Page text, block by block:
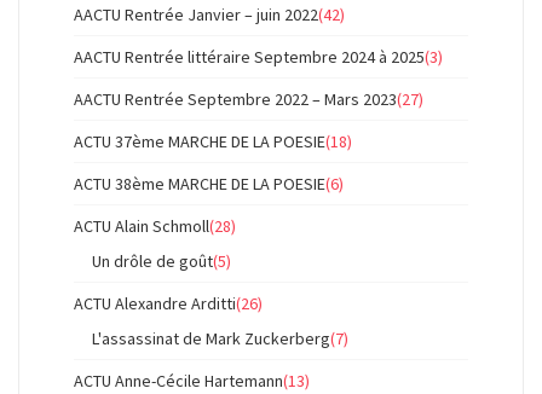
AACTU Rentrée Janvier – juin 2022(42)
AACTU Rentrée littéraire Septembre 2024 à 2025(3)
AACTU Rentrée Septembre 2022 – Mars 2023(27)
ACTU 37ème MARCHE DE LA POESIE(18)
ACTU 38ème MARCHE DE LA POESIE(6)
ACTU Alain Schmoll(28)
Un drôle de goût(5)
ACTU Alexandre Arditti(26)
L'assassinat de Mark Zuckerberg(7)
ACTU Anne-Cécile Hartemann(13)